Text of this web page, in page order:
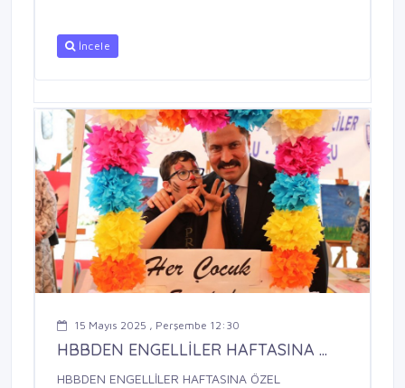
İncele
15 Mayıs 2025 , Perşembe 12:30
HBBDEN ENGELLİLER HAFTASINA ...
HBBDEN ENGELLİLER HAFTASINA ÖZEL